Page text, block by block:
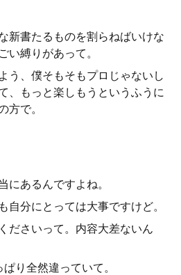
新書たるものを割らねばいけな
い縛りがあって。
う、僕そもそもプロじゃないし
、もっと楽しもうというふうに
方で。
にあるんですよね。
自分にとっては大事ですけど。
ださいって。内容大差ないん
り全然違っていて。